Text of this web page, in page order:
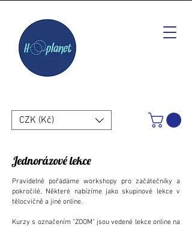
CZK (Kč)
Jednorázové lekce
Pravidelně pořádáme workshopy pro začátečníky a
pokročilé. Některé nabízíme jako skupinové lekce v
tělocvičně a jiné online.
Kurzy s označením "ZOOM" jsou vedené lekce online na